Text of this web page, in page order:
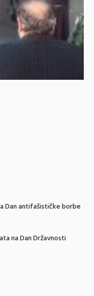
Dan antifašističke borbe
na Dan Državnosti